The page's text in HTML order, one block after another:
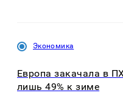
Экономика
Европа закачала в
лишь 49% к зиме